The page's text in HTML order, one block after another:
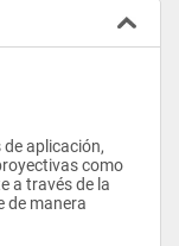
aplicación,
como
a través de la
de manera